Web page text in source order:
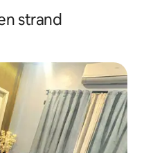
strand